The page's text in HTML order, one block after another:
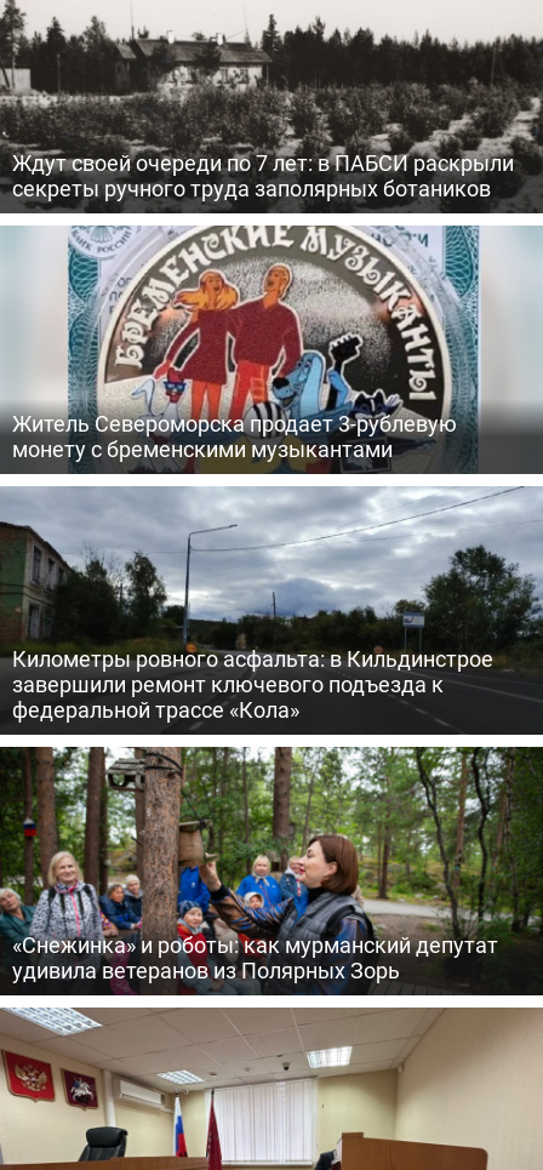
Ждут своей очереди по 7 лет: в ПАБСИ раскрыли
секреты ручного труда заполярных ботаников
Житель Североморска продает 3-рублевую
монету с бременскими музыкантами
Километры ровного асфальта: в Кильдинстрое
завершили ремонт ключевого подъезда к
федеральной трассе «Кола»
«Снежинка» и роботы: как мурманский депутат
удивила ветеранов из Полярных Зорь